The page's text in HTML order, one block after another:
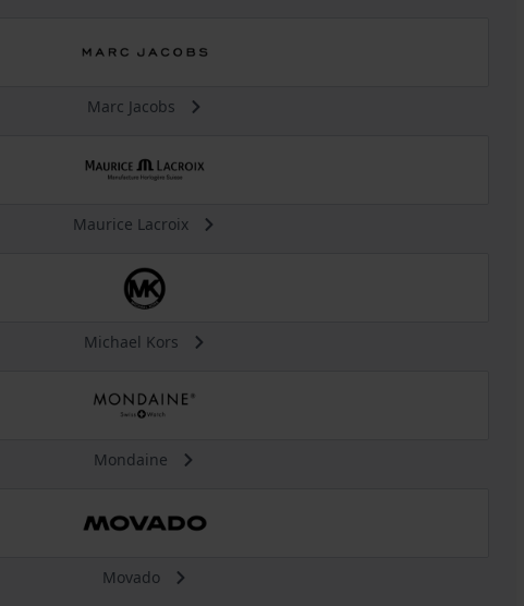
Marc Jacobs
Maurice Lacroix
Michael Kors
Mondaine
Movado